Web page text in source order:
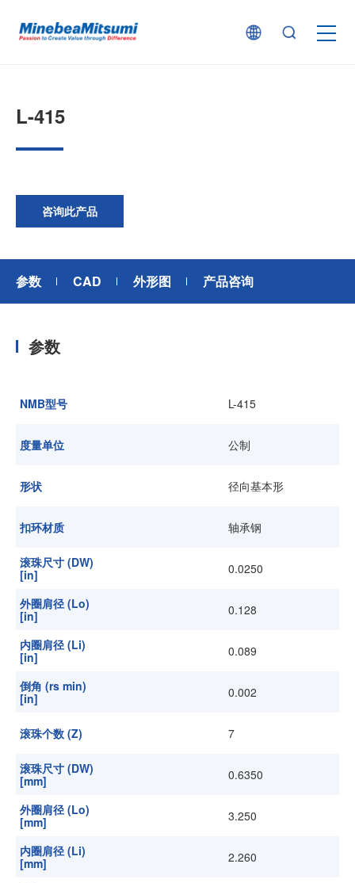
新闻
企业信息
加入我们
L-415
咨询此产品
参数 CAD 外形图 产品咨询
参数
NMB型号 L-415
度量单位 公制
形状 径向基本形
扣环材质 轴承钢
滚珠尺寸 (DW)
[in]
0.0250
外圈肩径 (Lo)
[in]
0.128
内圈肩径 (Li)
[in]
0.089
倒角 (rs min)
[in]
0.002
滚珠个数 (Z) 7
滚珠尺寸 (DW)
[mm]
0.6350
外圈肩径 (Lo)
[mm]
3.250
内圈肩径 (Li)
[mm]
2.260